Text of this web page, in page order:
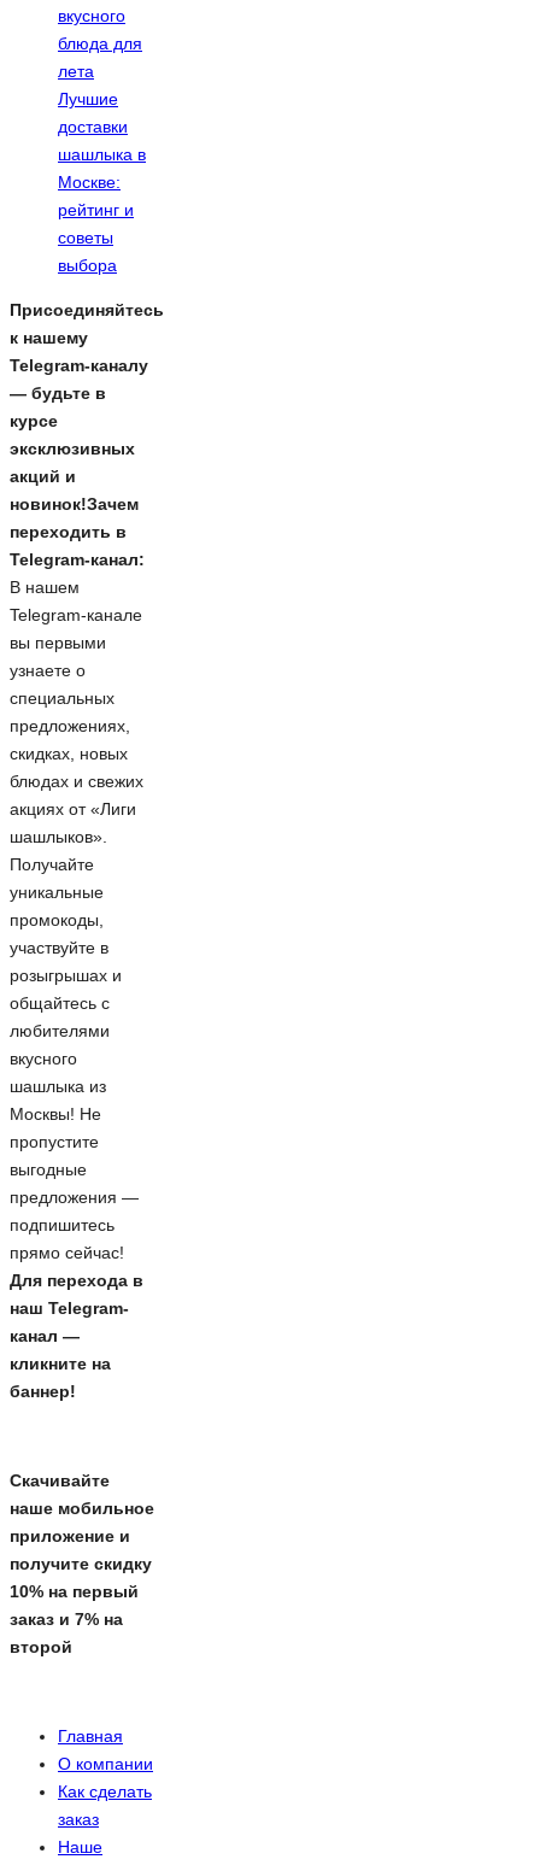
вкусного
блюда для
лета
Лучшие
доставки
шашлыка в
Москве:
рейтинг и
советы
выбора
Присоединяйтесь
к нашему
Telegram-каналу
— будьте в
курсе
эксклюзивных
акций и
новинок!Зачем
переходить в
Telegram-канал:
В нашем
Telegram-канале
вы первыми
узнаете о
специальных
предложениях,
скидках, новых
блюдах и свежих
акциях от «Лиги
шашлыков».
Получайте
уникальные
промокоды,
участвуйте в
розыгрышах и
общайтесь с
любителями
вкусного
шашлыка из
Москвы! Не
пропустите
выгодные
предложения —
подпишитесь
прямо сейчас!
Для перехода в
наш Telegram-
канал —
кликните на
баннер!
Скачивайте
наше мобильное
приложение и
получите скидку
10% на первый
заказ и 7% на
второй
Главная
О компании
Как сделать
заказ
Наше